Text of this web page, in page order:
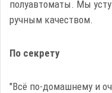
полуавтоматы. Мы
ручным качеством.
По секрету
"Всё по-домашнему и